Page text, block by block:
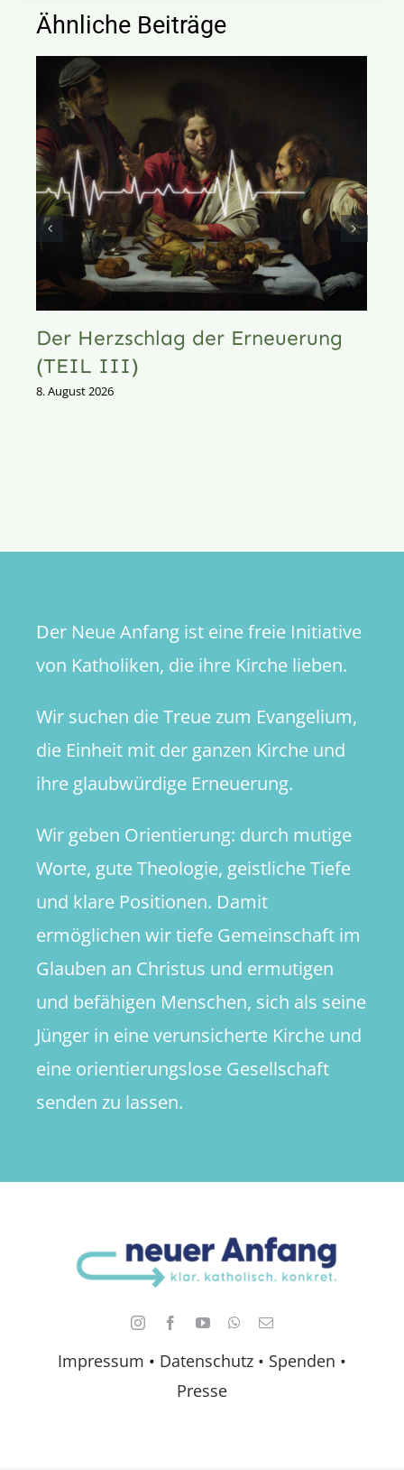
Ähnliche Beiträge
Der Herzschlag der Erneuerung
(TEIL III)
8. August 2026
Impressum • Datenschutz • Spenden •
Presse
Der Neue Anfang ist eine freie Initiative
von Katholiken, die ihre Kirche lieben.
Wir suchen die Treue zum Evangelium,
die Einheit mit der ganzen Kirche und
ihre glaubwürdige Erneuerung.
Wir geben Orientierung: durch mutige
Worte, gute Theologie, geistliche Tiefe
und klare Positionen. Damit
ermöglichen wir tiefe Gemeinschaft im
Glauben an Christus und ermutigen
und befähigen Menschen, sich als seine
Jünger in eine verunsicherte Kirche und
eine orientierungslose Gesellschaft
senden zu lassen.